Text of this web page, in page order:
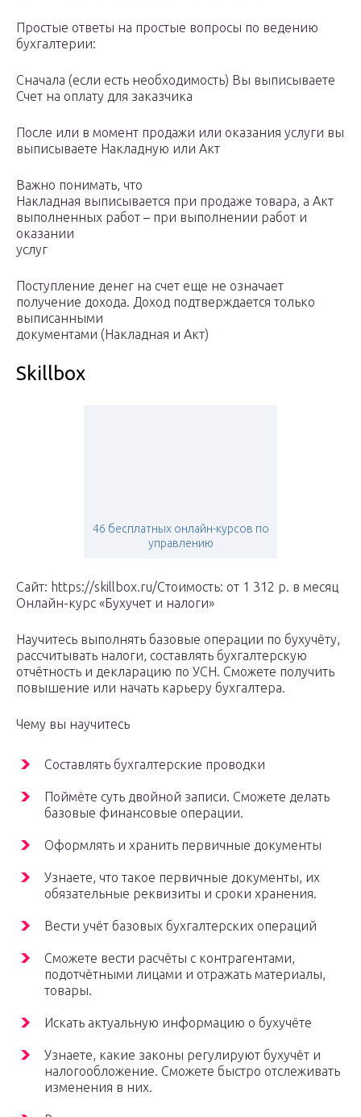
Простые ответы на простые вопросы по ведению
бухгалтерии:
Сначала (если есть необходимость) Вы выписываете
Счет на оплату для заказчика
После или в момент продажи или оказания услуги вы
выписываете Накладную или Акт
Важно понимать, что
Накладная выписывается при продаже товара, а Акт
выполненных работ – при выполнении работ и
оказании
услуг
Поступление денег на счет еще не означает
получение дохода. Доход подтверждается только
выписанными
документами (Накладная и Акт)
Skillbox
46 бесплатных онлайн-курсов по
управлению
Сайт: https://skillbox.ru/Стоимость: от 1 312 р. в месяц
Онлайн-курс «Бухучет и налоги»
Научитесь выполнять базовые операции по бухучёту,
рассчитывать налоги, составлять бухгалтерскую
отчётность и декларацию по УСН. Сможете получить
повышение или начать карьеру бухгалтера.
Чему вы научитесь
Составлять бухгалтерские проводки
Поймёте суть двойной записи. Сможете делать
базовые финансовые операции.
Оформлять и хранить первичные документы
Узнаете, что такое первичные документы, их
обязательные реквизиты и сроки хранения.
Вести учёт базовых бухгалтерских операций
Сможете вести расчёты с контрагентами,
подотчётными лицами и отражать материалы,
товары.
Искать актуальную информацию о бухучёте
Узнаете, какие законы регулируют бухучёт и
налогообложение. Сможете быстро отслеживать
изменения в них.